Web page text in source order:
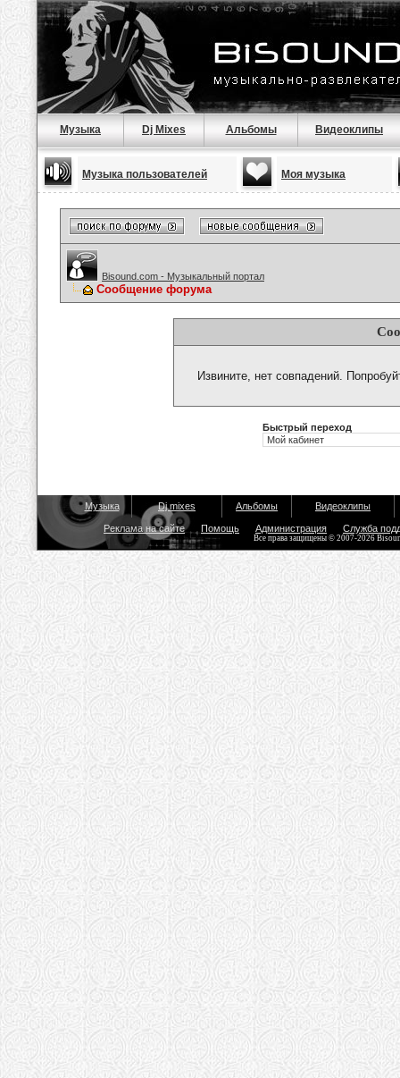
Музыка Dj Mixes Альбомы Видеоклипы
Музыка пользователей Моя музыка
Bisound.com - Музыкальный портал
Сообщение форума
Извините, нет совпадений.
Быстрый переход
Музыка Dj mixes Альбомы Видеоклипы
Реклама на сайте Помощь Администрация Служба
Все права защищены © 2007-2026